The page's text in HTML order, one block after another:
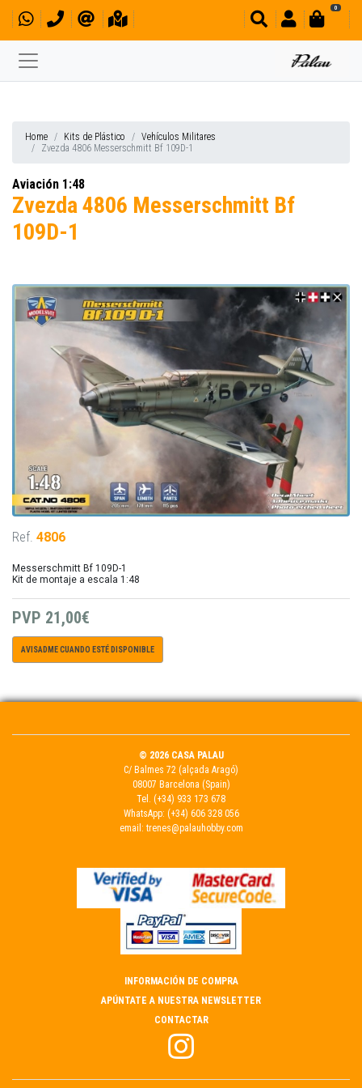
0
Home Kits de Plástico
Vehículos Militares
Zvezda 4806 Messerschmitt Bf 109D-1
Aviación 1:48
Zvezda 4806 Messerschmitt Bf
109D-1
Ref. 4806
Messerschmitt Bf 109D-1
Kit de montaje a escala 1:48
PVP 21,00€
AVISADME CUANDO ESTÉ DISPONIBLE
© 2026 CASA PALAU
C/ Balmes 72 (alçada Aragó)
08007 Barcelona (Spain)
Tel. (+34) 933 173 678
WhatsApp: (+34) 606 328 056
email: trenes@palauhobby.com
INFORMACIÓN DE COMPRA
APÚNTATE A NUESTRA NEWSLETTER
CONTACTAR